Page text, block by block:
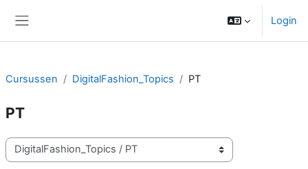
Login
Cursussen DigitalFashion_Topics PT
PT
Cursuscategorieën